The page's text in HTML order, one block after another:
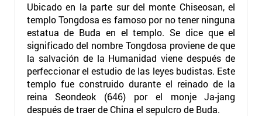
Ubicado en la parte sur del monte Chiseosan, el
templo Tongdosa es famoso por no tener ninguna
estatua de Buda en el templo. Se dice que el
significado del nombre Tongdosa proviene de que
la salvación de la Humanidad viene después de
perfeccionar el estudio de las leyes budistas. Este
templo fue construido durante el reinado de la
reina Seondeok (646) por el monje Ja-jang
después de traer de China el sepulcro de Buda.